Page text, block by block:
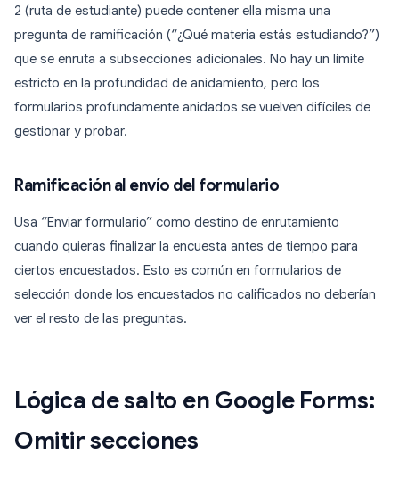
2 (ruta de estudiante) puede contener ella misma una
pregunta de ramificación (“¿Qué materia estás estudiando?”)
que se enruta a subsecciones adicionales. No hay un límite
estricto en la profundidad de anidamiento, pero los
formularios profundamente anidados se vuelven difíciles de
gestionar y probar.
Ramificación al envío del formulario
Usa “Enviar formulario” como destino de enrutamiento
cuando quieras finalizar la encuesta antes de tiempo para
ciertos encuestados. Esto es común en formularios de
selección donde los encuestados no calificados no deberían
ver el resto de las preguntas.
Lógica de salto en Google Forms:
Omitir secciones